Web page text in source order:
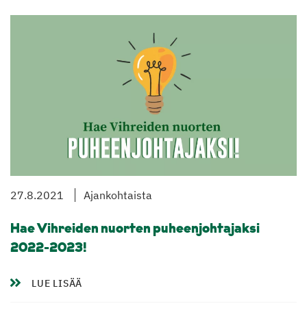
27.8.2021 Ajankohtaista
Hae Vihreiden nuorten puheenjohtajaksi
2022-2023!
LUE LISÄÄ